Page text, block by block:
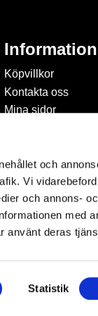
och
Vi
och annons-
med
använt deras
Statistik
Information
Köpvillkor
Kontakta oss
Mina sidor
cookies
Inspiration &